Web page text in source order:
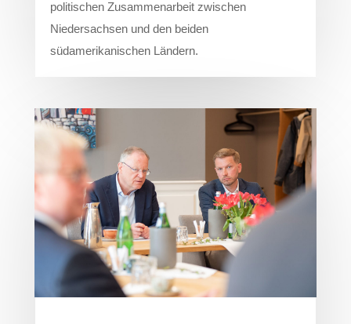
politischen Zusammenarbeit zwischen
Niedersachsen und den beiden
südamerikanischen Ländern.